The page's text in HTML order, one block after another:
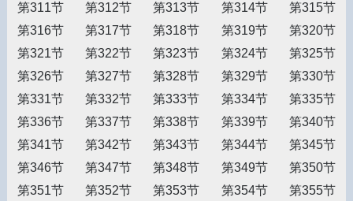
第311节
第312节 第313节 第314节
第315节
第316节
第317节 第318节 第319节
第320节
第321节
第322节 第323节 第324节
第325节
第326节
第327节 第328节 第329节
第330节
第331节
第332节 第333节 第334节
第335节
第336节
第337节 第338节 第339节
第340节
第341节
第342节 第343节 第344节
第345节
第346节
第347节 第348节 第349节
第350节
第351节
第352节 第353节 第354节
第355节